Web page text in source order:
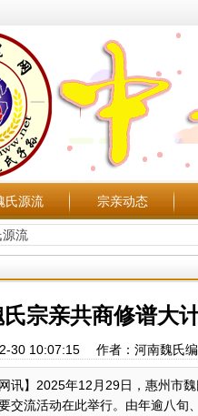
氏源流 宗亲动态
流
宗亲共商修谱大
30 10:07:15 作者：河南魏氏
网讯】2025年12月29日，惠州市
交流活动在此举行。由年逾八